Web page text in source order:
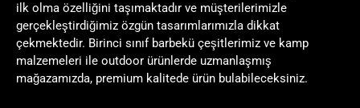
ilk olma özelliğini taşımaktadır ve müşterilerimizle
gerçekleştirdiğimiz özgün tasarımlarımızla dikkat
çekmektedir. Birinci sınıf barbekü çeşitlerimiz ve kamp
malzemeleri ile outdoor ürünlerde uzmanlaşmış
mağazamızda, premium kalitede ürün bulabileceksiniz.